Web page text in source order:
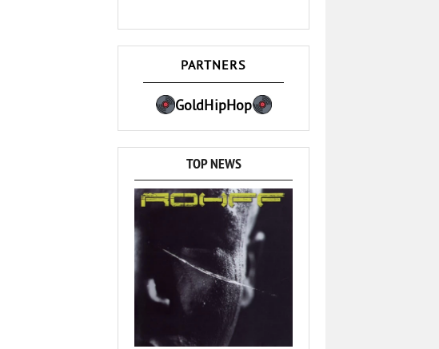
PARTNERS
GoldHipHop
TOP NEWS